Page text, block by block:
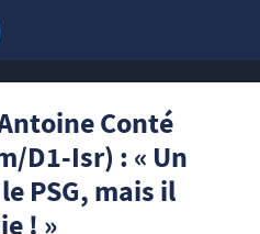
Conté
D1-Isr) : « Un
PSG, mais il